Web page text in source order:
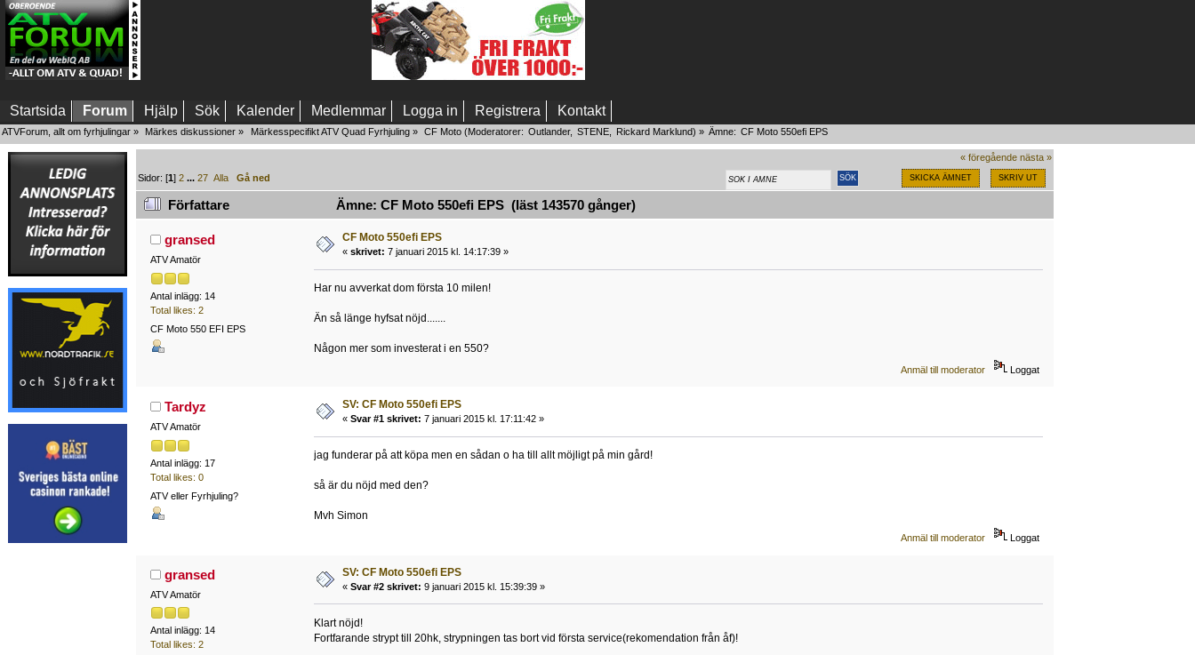
Startsida Forum Hjälp Sök Kalender Medlemmar Logga in Registrera Kontakt
ATVForum, allt om fyrhjulingar » Märkes diskussioner » Märkesspecifikt ATV Quad Fyrhjuling» CF Moto(Moderatorer: Outlander, STENE, Rickard Marklund) » Ämne: CF Moto 550efi EPS
« föregående nästa »
SKICKA ÄMNET SKRIV UT
Sidor: [1]2 ...27 Alla Gå ned
Författare Ämne: CF Moto 550efi EPS (läst 143570 gånger)
gransed
ATV Amatör
Antal inlägg: 14
Total likes: 2
CF Moto 550 EFI EPS
CF Moto 550efi EPS
« skrivet: 7 januari 2015 kl. 14:17:39 »
Har nu avverkat dom första 10 milen!
Än så länge hyfsat nöjd.......
Någon mer som investerat i en 550?
Anmäl till moderator Loggat
Tardyz
ATV Amatör
Antal inlägg: 17
Total likes: 0
ATV eller Fyrhjuling?
SV: CF Moto 550efi EPS
« Svar #1 skrivet: 7 januari 2015 kl. 17:11:42 »
jag funderar på att köpa men en sådan o ha till allt möjligt på min gård!
så är du nöjd med den?
Mvh Simon
Anmäl till moderator Loggat
gransed
ATV Amatör
Antal inlägg: 14
Total likes: 2
SV: CF Moto 550efi EPS
« Svar #2 skrivet: 9 januari 2015 kl. 15:39:39 »
Klart nöjd!
Fortfarande strypt till 20hk, strypningen tas bort vid första service(rekomendation från åf)!